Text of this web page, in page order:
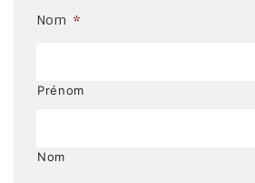
Nom *
Prénom
Nom